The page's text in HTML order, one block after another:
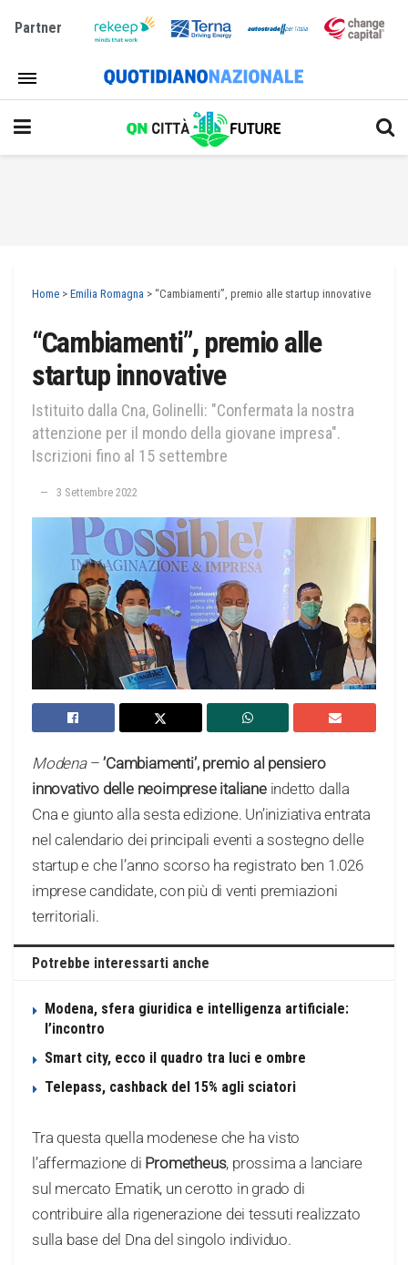
Partner
Home > Emilia Romagna > “Cambiamenti”, premio alle startup innovative
“Cambiamenti”, premio alle
startup innovative
Istituito dalla Cna, Golinelli: "Confermata la nostra
attenzione per il mondo della giovane impresa".
Iscrizioni fino al 15 settembre
3 Settembre 2022
Modena–’Cambiamenti’, premio al pensiero
innovativo delle neoimprese italianeindetto dalla
Cna e giunto alla sesta edizione. Un’iniziativa entrata
nel calendario dei principali eventi a sostegno delle
startup e che l’anno scorso ha registrato ben 1.026
imprese candidate, con più di venti premiazioni
territoriali.
Potrebbe interessarti anche
Modena, sfera giuridica e intelligenza artificiale:
l’incontro
Smart city, ecco il quadro tra luci e ombre
Telepass, cashback del 15% agli sciatori
Tra questa quella modenese che ha visto
l’affermazione di Prometheus, prossima a lanciare
sul mercato Ematik, un cerotto in grado di
contribuire alla rigenerazione dei tessuti realizzato
sulla base del Dna del singolo individuo.